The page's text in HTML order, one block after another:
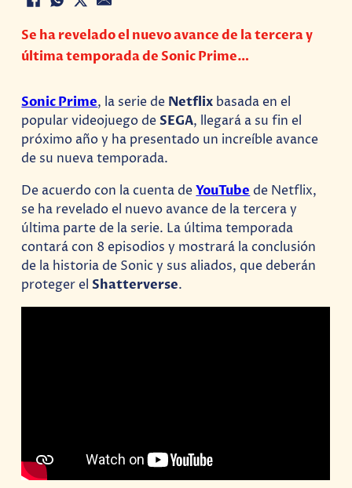
Se ha revelado el nuevo avance de la tercera y
última temporada de Sonic Prime…
Sonic Prime, la serie de Netflix basada en el
popular videojuego deSEGA, llegará a su fin el
próximo año y ha presentado un increíble avance
de su nueva temporada.
De acuerdo con la cuenta deYouTube de Netflix,
se ha revelado el nuevo avance de la tercera y
última parte de la serie. La última temporada
contará con 8 episodios y mostrará la conclusión
de la historia de Sonic y sus aliados, que deberán
proteger elShatterverse.